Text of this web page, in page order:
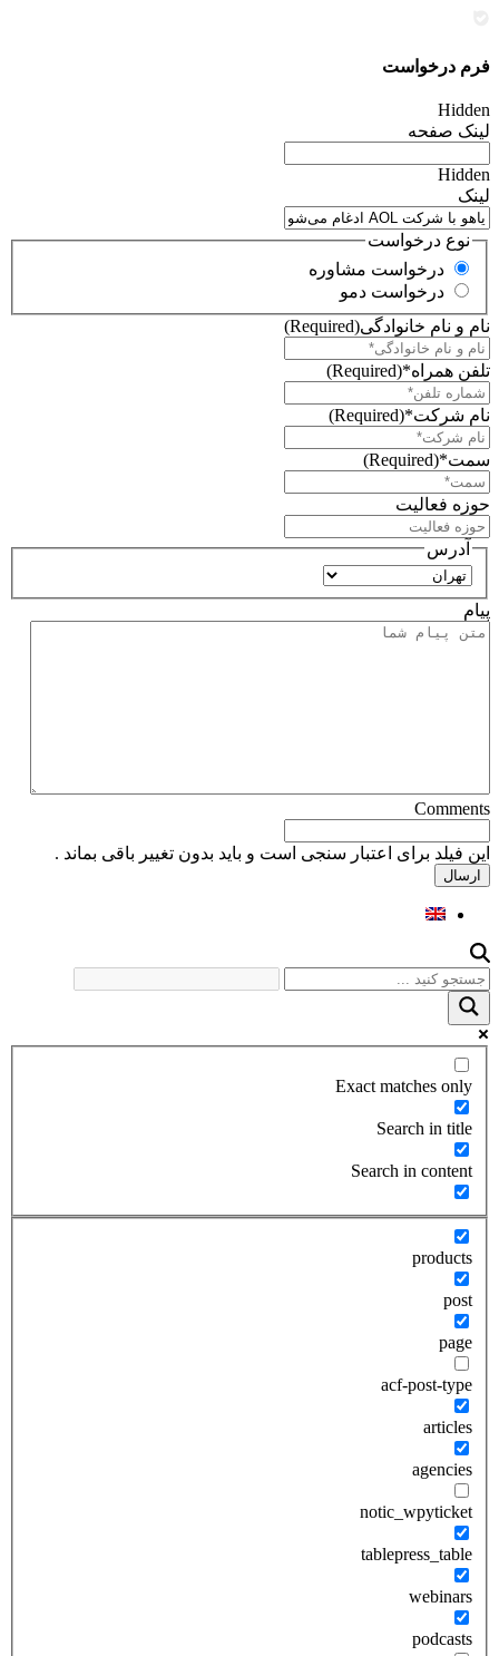
فرم درخواست
Hidden
لینک صفحه
Hidden
لینک
نوع درخواست
درخواست مشاوره
درخواست دمو
نام و نام خانوادگی(Required)
تلفن همراه*(Required)
نام شرکت*(Required)
سمت*(Required)
حوزه فعالیت
آدرس
استان
پیام
Comments
این فیلد برای اعتبار سنجی است و باید بدون تغییر باقی بماند .
Exact matches only
Search in title
Search in content
products
post
page
acf-post-type
articles
agencies
notic_wpyticket
tablepress_table
webinars
podcasts